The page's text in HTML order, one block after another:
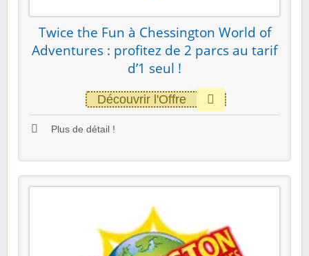
Twice the Fun à Chessington World of
Adventures : profitez de 2 parcs au tarif
d’1 seul !
Découvrir l'Offre
Plus de détail !